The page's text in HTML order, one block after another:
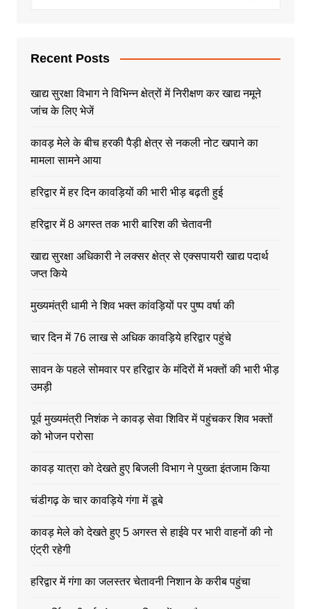
Recent Posts
खाद्य सुरक्षा विभाग ने विभिन्न क्षेत्रों में निरीक्षण कर खाद्य नमूने
जांच के लिए भेजें
कावड़ मेले के बीच हरकी पैड़ी क्षेत्र से नकली नोट खपाने का
मामला सामने आया
हरिद्वार में हर दिन कावड़ियों की भारी भीड़ बढ़ती हुई
हरिद्वार में 8 अगस्त तक भारी बारिश की चेतावनी
खाद्य सुरक्षा अधिकारी ने लक्सर क्षेत्र से एक्सपायरी खाद्य पदार्थ
जप्त किये
मुख्यमंत्री धामी ने शिव भक्त कांवड़ियों पर पुष्प वर्षा की
चार दिन में 76 लाख से अधिक कावड़िये हरिद्वार पहुंचे
सावन के पहले सोमवार पर हरिद्वार के मंदिरों में भक्तों की भारी भीड़
उमड़ी
पूर्व मुख्यमंत्री निशंक ने कावड़ सेवा शिविर में पहुंचकर शिव भक्तों
को भोजन परोसा
कावड़ यात्रा को देखते हुए बिजली विभाग ने पुख्ता इंतजाम किया
चंडीगढ़ के चार कावड़िये गंगा में डूबे
कावड़ मेले को देखते हुए 5 अगस्त से हाईवे पर भारी वाहनों की नो
एंट्री रहेगी
हरिद्वार में गंगा का जलस्तर चेतावनी निशान के करीब पहुंचा